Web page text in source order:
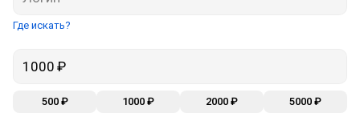
Где искать?
500 ₽ 1000 ₽ 2000 ₽ 5000 ₽